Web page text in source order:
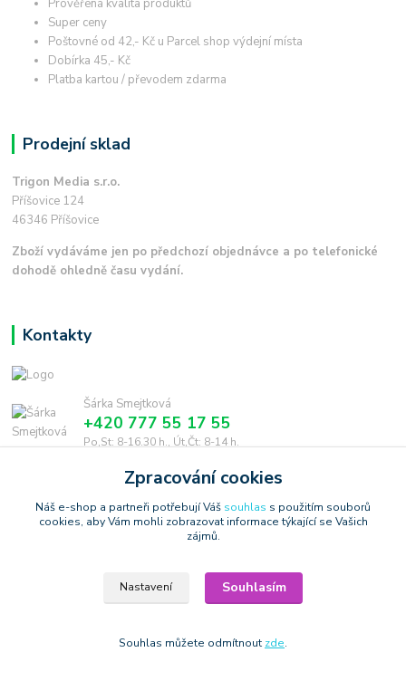
Super ceny
Poštovné od 42,- Kč u Parcel shop výdejní místa
Dobírka 45,- Kč
Platba kartou / převodem zdarma
Prodejní sklad
Trigon Media s.r.o.
Příšovice 124
46346 Příšovice
Zboží vydáváme jen po předchozí objednávce a po telefonické
dohodě ohledně času vydání.
Kontakty
Šárka Smejtková
+420 777 55 17 55
Po,St: 8-16.30 h., Út,Čt: 8-14 h.
smejtkova@trigonmedia.cz
Copyright © 2006-2025 TrigonShop.cz - bez souhlasu nelze používat
Vytvořeno na
Eshop-rychle.cz
Zpracování cookies
Náš e-shop a partneři potřebují Váš souhlas s použitím souborů
cookies, aby Vám mohli zobrazovat informace týkající se Vašich
zájmů.
Nastavení Souhlasím
Souhlas můžete odmítnout zde.